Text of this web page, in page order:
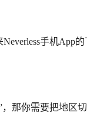
手机App
那你需要把地区